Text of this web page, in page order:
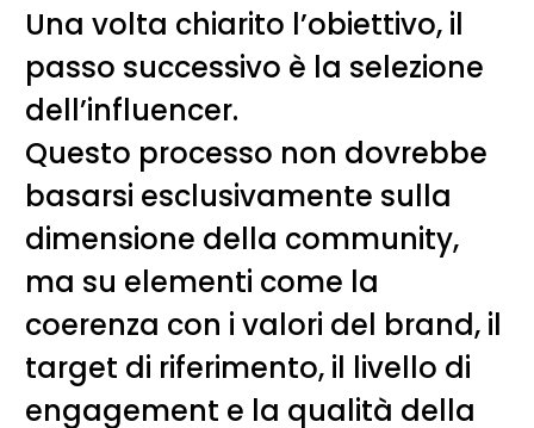
Una volta chiarito l’obiettivo, il
passo successivo è la selezione
dell’influencer.
Questo processo non dovrebbe
basarsi esclusivamente sulla
dimensione della community,
ma su elementi come la
coerenza con i valori del brand, il
target di riferimento, il livello di
engagement e la qualità della